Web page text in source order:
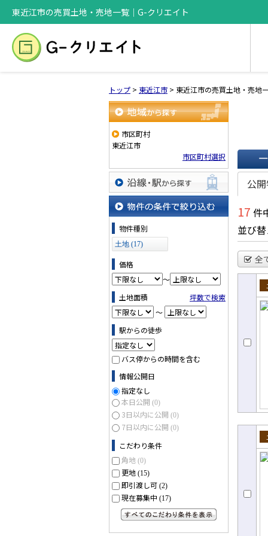
東近江市の売買土地・売地一覧｜G-クリエイト
トップ > 東近江市 > 東近江市の売買土地・売地
地域から探す
市区町村
東近江市
市区町村選択
沿線・駅から探す
物件の条件で絞り込む
物件種別
土地 (17)
価格
～
土地面積
坪数で検索
～
駅からの徒歩
バス停からの時間を含む
情報公開日
指定なし
本日公開 (0)
3日以内に公開 (0)
7日以内に公開 (0)
こだわり条件
角地 (0)
更地 (15)
即引渡し可 (2)
現在募集中 (17)
一覧
公
17 件
並び
全